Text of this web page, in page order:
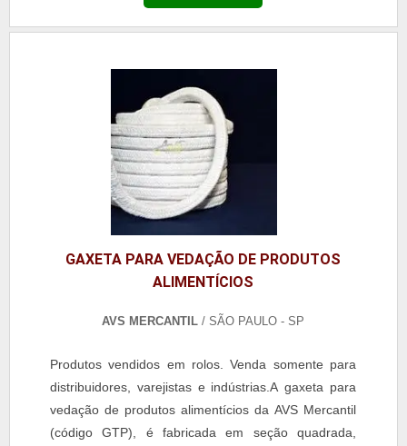
GAXETA PARA VEDAÇÃO DE PRODUTOS
ALIMENTÍCIOS
AVS MERCANTIL / SÃO PAULO - SP
Produtos vendidos em rolos. Venda somente para
distribuidores, varejistas e indústrias.A gaxeta para
vedação de produtos alimentícios da AVS Mercantil
(código GTP), é fabricada em seção quadrada,